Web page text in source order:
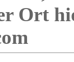
Ort